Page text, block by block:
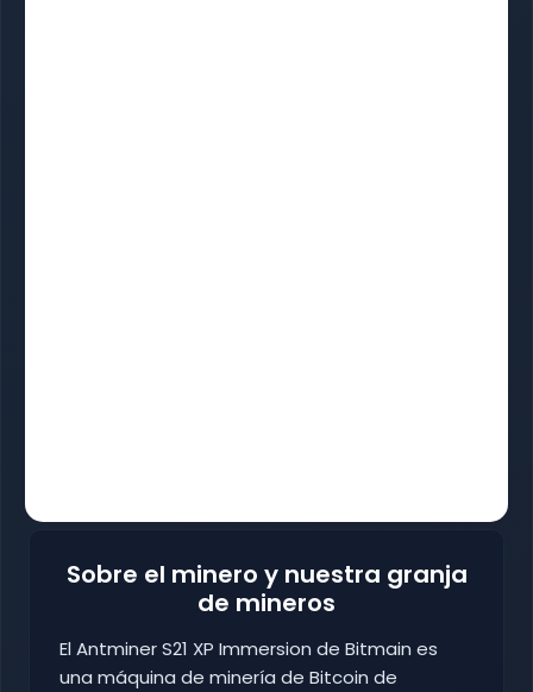
Sobre el minero y nuestra granja
de mineros
El Antminer S21 XP Immersion de Bitmain es
una máquina de minería de Bitcoin de